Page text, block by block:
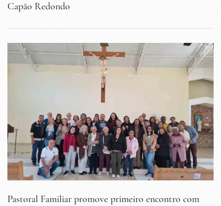
Capão Redondo
Pastoral Familiar promove primeiro encontro com